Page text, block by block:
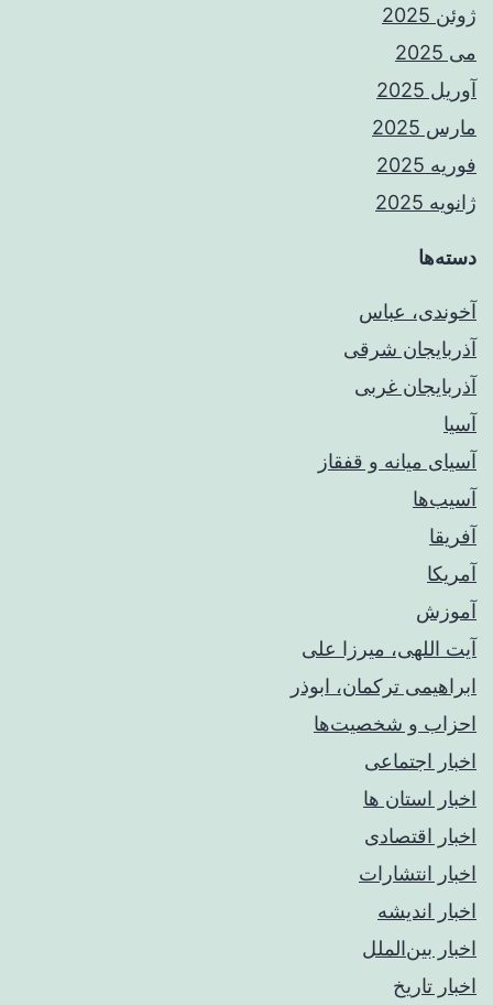
ژوئن 2025
می 2025
آوریل 2025
مارس 2025
فوریه 2025
ژانویه 2025
دسته‌ها
آخوندی، عباس
آذربایجان شرقی
آذربایجان غربی
آسیا
آسیای میانه و قفقاز
آسیب‌ها
آفریقا
آمریکا
آموزش
آیت اللهی، میرزا علی
ابراهیمی ترکمان، ابوذر
احزاب و شخصیت‌ها
اخبار اجتماعی
اخبار استان ها
اخبار اقتصادی
اخبار انتشارات
اخبار اندیشه
اخبار بین‌الملل
اخبار تاریخ